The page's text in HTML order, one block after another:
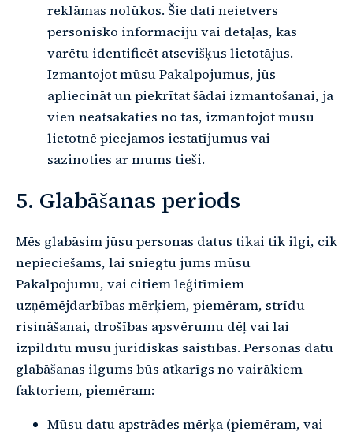
reklāmas nolūkos. Šie dati neietvers
personisko informāciju vai detaļas, kas
varētu identificēt atsevišķus lietotājus.
Izmantojot mūsu Pakalpojumus, jūs
apliecināt un piekrītat šādai izmantošanai, ja
vien neatsakāties no tās, izmantojot mūsu
lietotnē pieejamos iestatījumus vai
sazinoties ar mums tieši.
5. Glabāšanas periods
Mēs glabāsim jūsu personas datus tikai tik ilgi, cik
nepieciešams, lai sniegtu jums mūsu
Pakalpojumu, vai citiem leģitīmiem
uzņēmējdarbības mērķiem, piemēram, strīdu
risināšanai, drošības apsvērumu dēļ vai lai
izpildītu mūsu juridiskās saistības. Personas datu
glabāšanas ilgums būs atkarīgs no vairākiem
faktoriem, piemēram:
Mūsu datu apstrādes mērķa (piemēram, vai